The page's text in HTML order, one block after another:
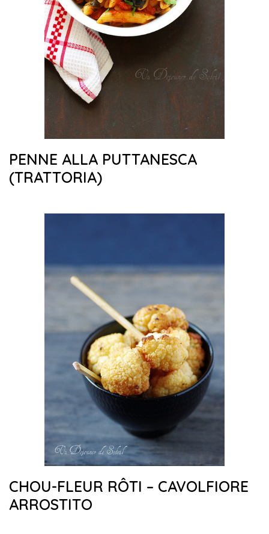
PENNE ALLA PUTTANESCA
(TRATTORIA)
CHOU-FLEUR RÔTI – CAVOLFIORE
ARROSTITO